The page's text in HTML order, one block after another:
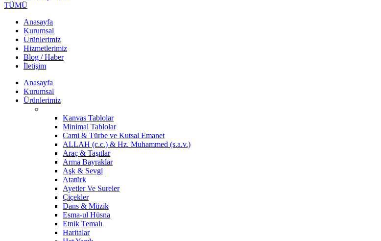
TÜMÜ
Anasayfa
Kurumsal
Ürünlerimiz
Hizmetlerimiz
Blog / Haber
İletişim
Anasayfa
Kurumsal
Ürünlerimiz
Kanvas Tablolar
Minimal Tablolar
Cami & Türbe ve Kutsal Emanet
ALLAH (c.c.) & Hz. Muhammed (s.a.v.)
Araç & Taşıtlar
Arma Bayraklar
Aşk & Sevgi
Atatürk
Ayetler Ve Sureler
Çiçekler
Dans & Müzik
Esma-ul Hüsna
Etnik Temalı
Haritalar